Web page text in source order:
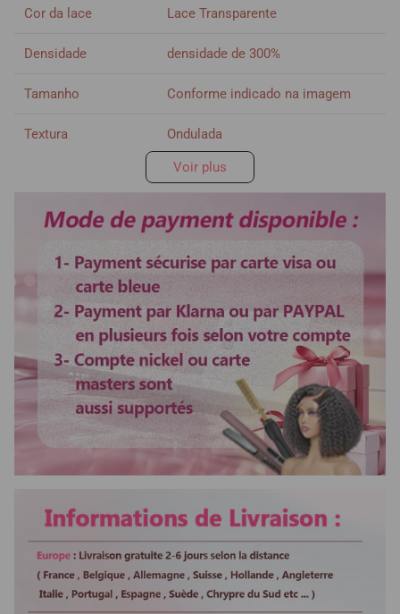
Cor da lace Lace Transparente
Densidade densidade de 300%
Tamanho Conforme indicado na imagem
Textura Ondulada
Se comprar as perucas já em
França, o prazo de entrega é cerca
de2-3dias, não há entregas ao fim
de semana. Se a encomenda for
enviada da China, o prazo de
há entregas ao fim de semana.
Duração de
utilização
Mais de 3 anos
Tiras elásticas Ajustável
Utilização
para casamento ou evento
especial
Embalagem entregue com uma caixa de oferta
Voir plus